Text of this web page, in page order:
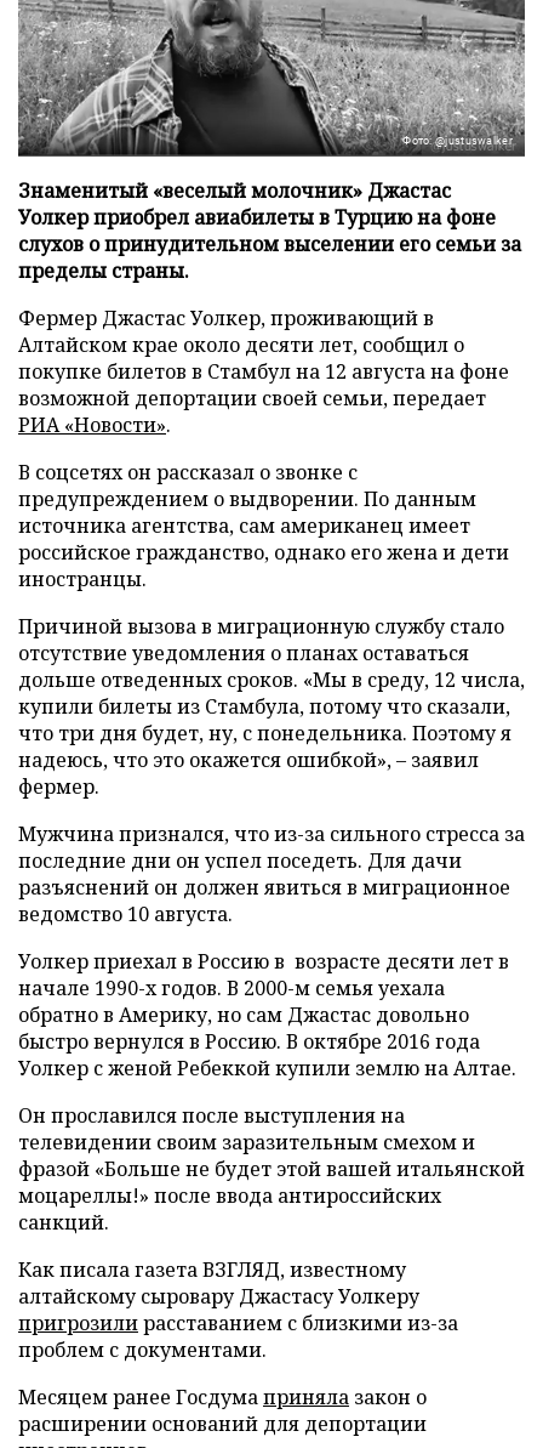
Фото: @justuswalker
Знаменитый «веселый молочник» Джастас
Уолкер приобрел авиабилеты в Турцию на фоне
слухов о принудительном выселении его семьи за
пределы страны.
Фермер Джастас Уолкер, проживающий в
Алтайском крае около десяти лет, сообщил о
покупке билетов в Стамбул на 12 августа на фоне
возможной депортации своей семьи, передает
РИА «Новости».
В соцсетях он рассказал о звонке с
предупреждением о выдворении. По данным
источника агентства, сам американец имеет
российское гражданство, однако его жена и дети
иностранцы.
Причиной вызова в миграционную службу стало
отсутствие уведомления о планах оставаться
дольше отведенных сроков. «Мы в среду, 12 числа,
купили билеты из Стамбула, потому что сказали,
что три дня будет, ну, с понедельника. Поэтому я
надеюсь, что это окажется ошибкой», – заявил
фермер.
Мужчина признался, что из-за сильного стресса за
последние дни он успел поседеть. Для дачи
разъяснений он должен явиться в миграционное
ведомство 10 августа.
Уолкер приехал в Россию в возрасте десяти лет в
начале 1990-х годов. В 2000-м семья уехала
обратно в Америку, но сам Джастас довольно
быстро вернулся в Россию. В октябре 2016 года
Уолкер с женой Ребеккой купили землю на Алтае.
Он прославился после выступления на
телевидении своим заразительным смехом и
фразой «Больше не будет этой вашей итальянской
моцареллы!» после ввода антироссийских
санкций.
Как писала газета ВЗГЛЯД, известному
алтайскому сыровару Джастасу Уолкеру
пригрозилирасставанием с близкими из-за
проблем с документами.
Месяцем ранее Госдумаприняла закон о
расширении оснований для депортации